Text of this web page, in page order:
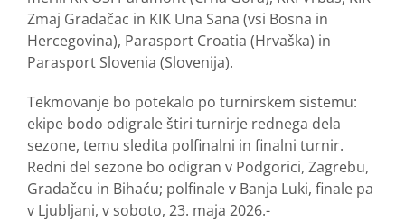
Zmaj Gradačac in KIK Una Sana (vsi Bosna in
Hercegovina), Parasport Croatia (Hrvaška) in
Parasport Slovenia (Slovenija).
Tekmovanje bo potekalo po turnirskem sistemu:
ekipe bodo odigrale štiri turnirje rednega dela
sezone, temu sledita polfinalni in finalni turnir.
Redni del sezone bo odigran v Podgorici, Zagrebu,
Gradačcu in Bihaću; polfinale v Banja Luki, finale pa
v Ljubljani, v soboto, 23. maja 2026.-